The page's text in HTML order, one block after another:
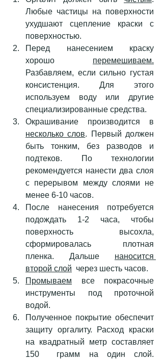
Любые частицы на поверхности
ухудшают сцепление краски с
поверхностью.
Перед нанесением краску
хорошо перемешиваем.
Разбавляем, если сильно густая
консистенция. Для этого
используем воду или другие
специализированные средства.
несколько слов. Первый должен
быть тонким, без разводов и
подтеков. По технологии
рекомендуется нанести два слоя
с перерывом между слоями не
менее 6-10 часов.
После нанесения потребуется
подождать 1-2 часа, чтобы
поверхность высохла,
сформировалась плотная
пленка. Дальше наносится
второй слой
  через шесть часов.
Промываем все покрасочные
инструменты под проточной
водой.
Полученное покрытие обеспечит
защиту оргалиту. Расход краски
на квадратный метр составляет
150  грамм на один слой.